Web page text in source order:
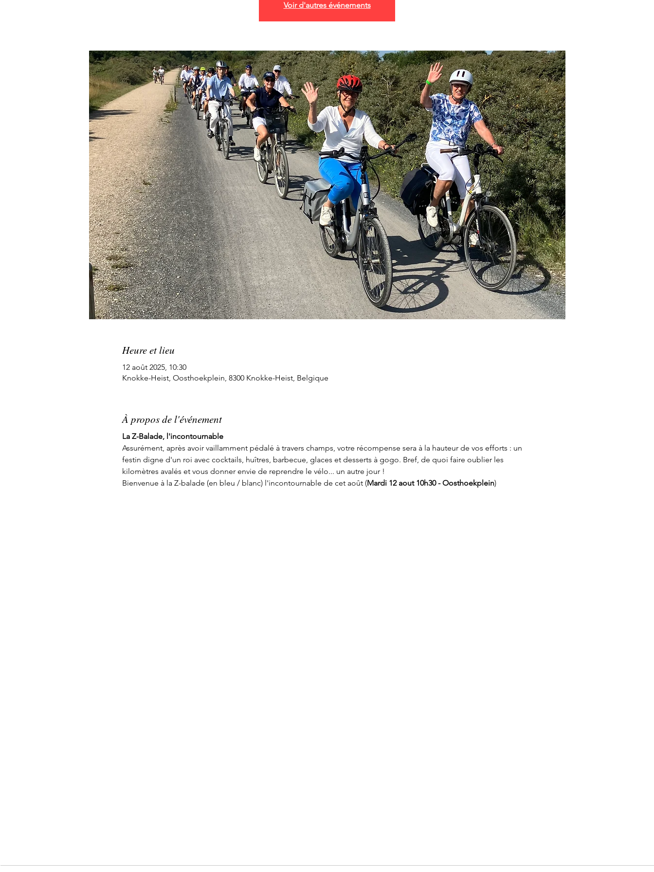
Voir d'autres événements
Heure et lieu
12 août 2025, 10:30
Knokke-Heist, Oosthoekplein, 8300 Knokke-Heist, Belgique
À propos de l'événement
La Z-Balade, l'incontournable
Assurément, après avoir vaillamment pédalé à travers champs, votre récompense sera à la hauteur de vos efforts : un
festin digne d'un roi avec cocktails, huîtres, barbecue, glaces et desserts à gogo. Bref, de quoi faire oublier les
kilomètres avalés et vous donner envie de reprendre le vélo... un autre jour !
Bienvenue à la Z-balade (en bleu / blanc) l'incontournable de cet août (Mardi 12 aout 10h30 - Oosthoekplein)